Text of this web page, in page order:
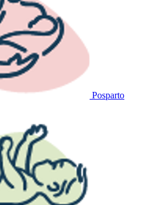
Posparto